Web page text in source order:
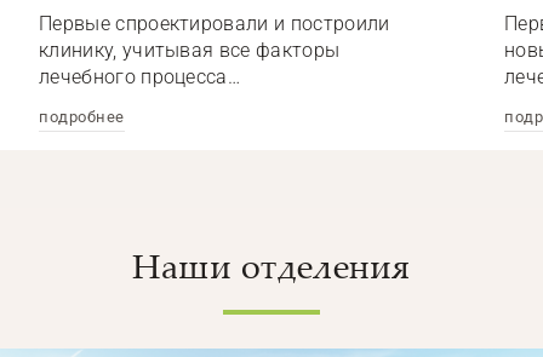
Первые спроектировали и построили
клинику, учитывая все факторы
лечебного процесса…
подробнее
Наши отделения